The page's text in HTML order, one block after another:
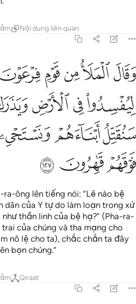
Nội dung liên quan
وقال الملا من قوم فرعون اتذر موسى
وَقَالَ ٱلْمَلَأُ مِن قَوْمِ فِرْعَوْنَ أَتَذَرُ مُوسَىٰ
ﲁﲂﲃﲄ
ﲉﲊﲋ
ﲐﲑ
ﲕﲖﲗ
ông lên tiếng nói: “Lẽ nào bệ
dân của Y tự do làm loạn trong xứ
thần linh của bệ hạ?” (Pha-ra-
của chúng và tha mạng cho
nô lệ cho ta), chắc chắn ta đây
bọn chúng.”
Qiraat